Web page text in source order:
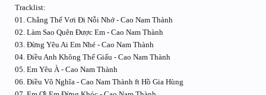
Tracklist:
01. Chẳng Thế Vơi Đi Nỗi Nhớ - Cao Nam Thành
02. Làm Sao Quên Được Em - Cao Nam Thành
03. Đừng Yêu Ai Em Nhé - Cao Nam Thành
04. Điều Anh Không Thể Giấu - Cao Nam Thành
05. Em Yêu À - Cao Nam Thành
06. Điều Vô Nghĩa - Cao Nam Thành ft Hồ Gia Hùng